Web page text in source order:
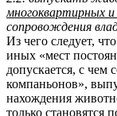
многоквартирных
сопровождения
Из чего следует,
иных «мест
допускается, с чем
компаньонов»,
нахождения
только становятся